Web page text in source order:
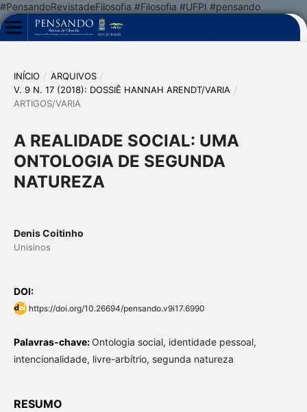
#PensandoRevistadeFilosofia #Filosofia #UFPI #pensando
INÍCIO / ARQUIVOS /
V. 9 N. 17 (2018): DOSSIÊ HANNAH ARENDT/VARIA /
ARTIGOS/VARIA
A REALIDADE SOCIAL: UMA
ONTOLOGIA DE SEGUNDA
NATUREZA
Denis Coitinho
Unisinos
DOI:
https://doi.org/10.26694/pensando.v9i17.6990
Palavras-chave: Ontologia social, identidade pessoal,
intencionalidade, livre-arbítrio, segunda natureza
RESUMO